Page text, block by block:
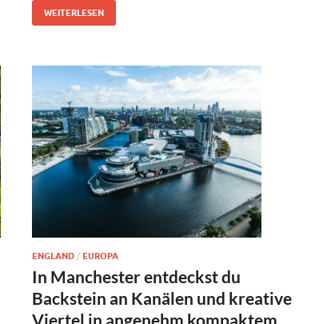
WEITERLESEN
ENGLAND / EUROPA
In Manchester entdeckst du
Backstein an Kanälen und kreative
Viertel in angenehm kompaktem